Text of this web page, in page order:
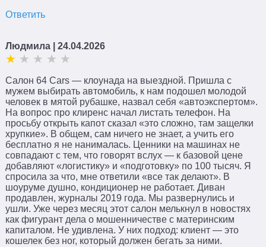
Ответить
Людмила | 24.04.2026
Салон 64 Cars — клоунада на выездной. Пришла с
мужем выбирать автомобиль, к нам подошел молодой
человек в мятой рубашке, назвал себя «автоэкспертом».
На вопрос про клиренс начал листать телефон. На
просьбу открыть капот сказал «это сложно, там защелки
хрупкие». В общем, сам ничего не знает, а учить его
бесплатно я не нанималась. Ценники на машинах не
совпадают с тем, что говорят вслух — к базовой цене
добавляют «логистику» и «подготовку» по 100 тысяч. Я
спросила за что, мне ответили «все так делают». В
шоуруме душно, кондиционер не работает. Диван
продавлен, журналы 2019 года. Мы развернулись и
ушли. Уже через месяц этот салон мелькнул в новостях
как фигурант дела о мошенничестве с материнским
капиталом. Не удивлена. У них подход: клиент — это
кошелек без ног, который должен бегать за ними.